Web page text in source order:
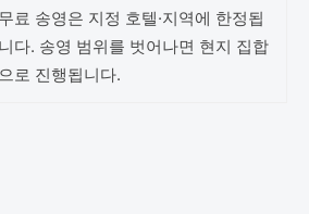
무료 송영은 지정 호텔·지역에 한정됩
니다. 송영 범위를 벗어나면 현지 집합
으로 진행됩니다.